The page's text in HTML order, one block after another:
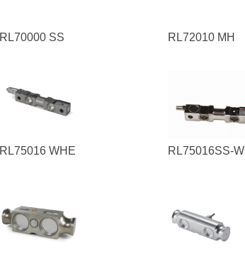
RL70000 SS RL72010 MH
RL75016 WHE RL75016SS-W